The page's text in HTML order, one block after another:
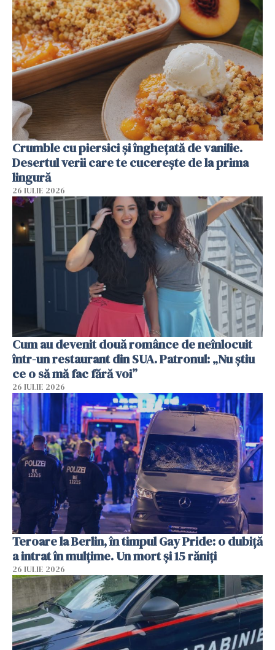
Crumble cu piersici și înghețată de vanilie.
Desertul verii care te cucerește de la prima
lingură
26 IULIE 2026
Cum au devenit două românce de neînlocuit
într-un restaurant din SUA. Patronul: „Nu știu
ce o să mă fac fără voi”
26 IULIE 2026
Teroare la Berlin, în timpul Gay Pride: o dubiță
a intrat în mulțime. Un mort și 15 răniți
26 IULIE 2026